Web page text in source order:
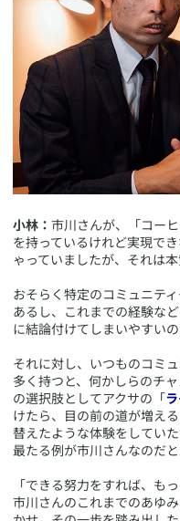
小林： 市川さんが、「コー
を持っているけれど実現で
ゃっていましたが、それは
おそらく特定のコミュニテ
あるし、これまでの経験な
に結論付けてしまいやすいの
それに対し、いつものコミ
多く持つと、何かしらのチ
の選択肢としてアクサの「
けたら、目の前の道が増え
替えたような体験をしてい
最たる例が市川さんなのだと
「できる努力をすれば、も
市川さんのこれまでのあゆ